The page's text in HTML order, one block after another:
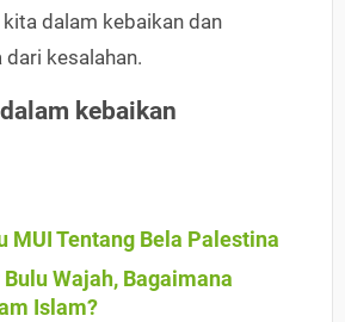
dalam kebaikan dan
kesalahan.
kebaikan
MUI Tentang Bela Palestina
Wajah, Bagaimana
Islam?